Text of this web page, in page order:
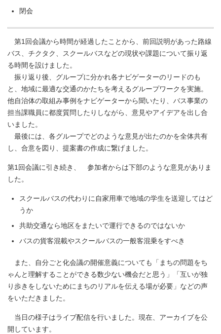
閉会
第1回会議から時間が経過したことから、前回説明があった路線
バス、チクタク、スクールバスなどの現状や課題について振り返
る時間を設けました。
振り返り後、グループに分かれ各ナビゲーターのリードのも
と、地域に最適な交通のかたちを考えるグループワークを実施。
他自治体の取組み事例をナビゲーターから聞いたり、バス事業の
担当課職員に都度質問したりしながら、意見やアイデアを出し合
いました。
最後には、各グループでどのような意見が出たのかを全体共有
し、合意を図り、提案書の作成に繋げました。
第1回会議に引き続き、 参加者からは下部のような意見がありま
した。
スクールバスの代わりに自家用車で地域の学生を送迎してはど
うか
共助交通なら地区をまたいで運行できるのではないか
バスの貨客混載やスクールバスの一般客混乗をすべき
また、自分ごと化会議の開催意義についても「まちの問題をち
ゃんと理解することができる数少ない機会だと思う」「互いが独
り歩きをしないためにまちのリアルを伝える場が必要」などの声
をいただきました。
当日の様子はライブ配信を行いました。現在、アーカイブを公
開しています。